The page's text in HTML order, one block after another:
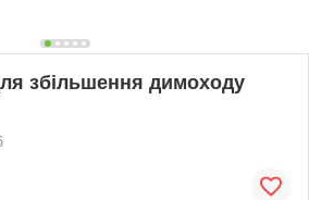
збільшення димоходу